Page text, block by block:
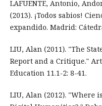
LAFUENTE, Antonio,
(2013). ¡Todos sabios!
expandido. Madrid:
LIU, Alan (2011). "The
Report and a Critique."
Education 11.1-2: 8-41.
LIU, Alan (2012). "Where